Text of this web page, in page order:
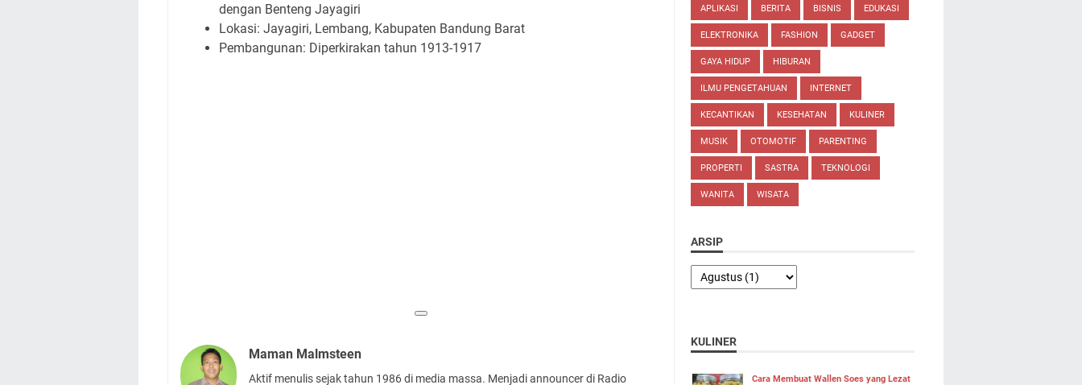
dengan Benteng Jayagiri
Lokasi: Jayagiri, Lembang, Kabupaten Bandung Barat
Pembangunan: Diperkirakan tahun 1913-1917
Maman Malmsteen
Aktif menulis sejak tahun 1986 di media massa. Menjadi announcer di Radio
APLIKASI BERITA BISNIS EDUKASI
ELEKTRONIKA FASHION GADGET
GAYA HIDUP HIBURAN
ILMU PENGETAHUAN INTERNET
KECANTIKAN KESEHATAN KULINER
MUSIK OTOMOTIF PARENTING
PROPERTI SASTRA TEKNOLOGI
WANITA WISATA
ARSIP
KULINER
Cara Membuat Wallen Soes yang Lezat